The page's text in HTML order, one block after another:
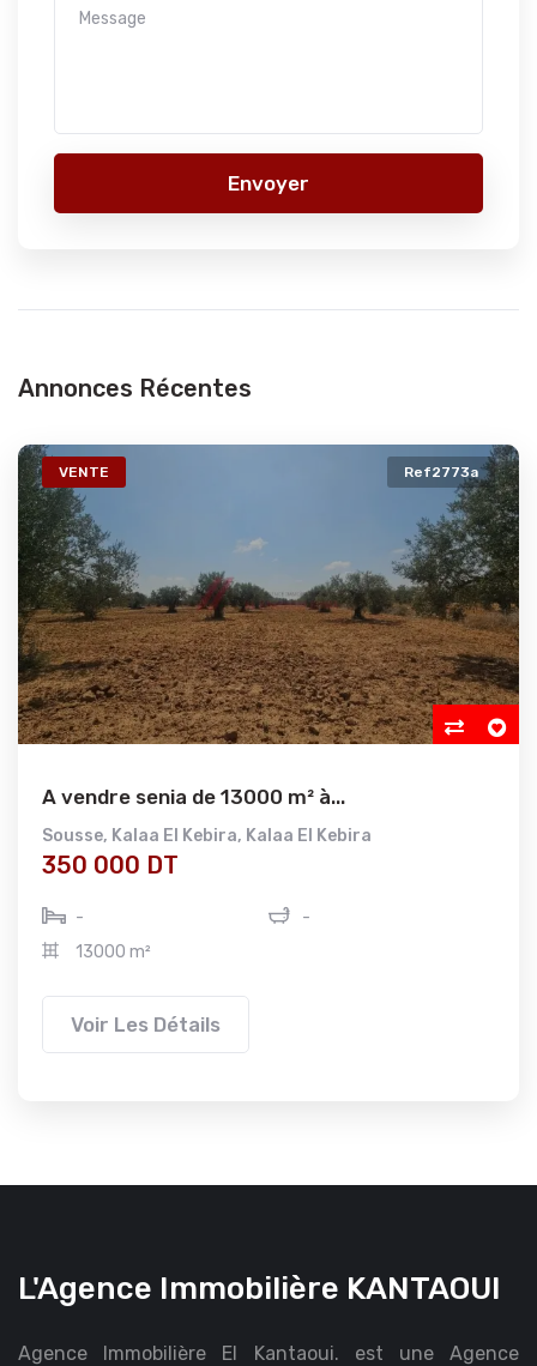
Envoyer
Annonces Récentes
VENTE Ref2773a
A vendre senia de 13000 m² à...
Sousse, Kalaa El Kebira, Kalaa El Kebira
350 000 DT
-
-
13000 m²
Voir Les Détails
L'Agence Immobilière KANTAOUI
Agence Immobilière El Kantaoui. est une Agence